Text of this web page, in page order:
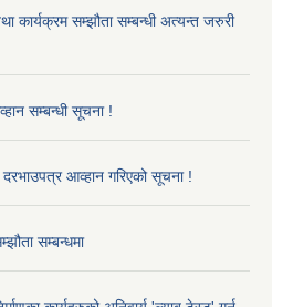
कार्यक्रम सम्झौता सम्बन्धी अत्यन्त जरुरी
सम्बन्धी सूचना !
दरभाउपत्र आव्हान गरिएको सूचना !
सम्बन्धमा